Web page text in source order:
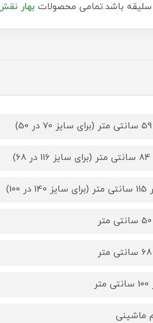
سلیقه باشد.تمامی محصولات بهار
ماشینی